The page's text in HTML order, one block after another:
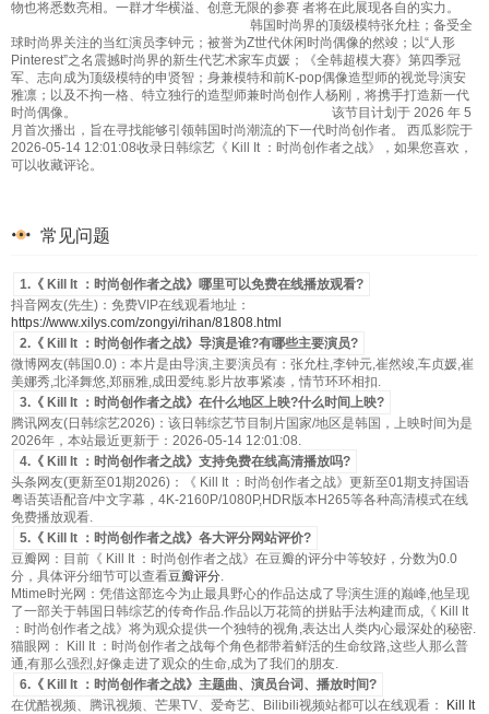
物也将悉数亮相。一群才华横溢、创意无限的参赛 者将在此展现各自的实力。
韩国时尚界的顶级模特张允柱；备受全
球时尚界关注的当红演员李钟元；被誉为Z世代休闲时尚偶像的然竣；以“人形
Pinterest”之名震撼时尚界的新生代艺术家车贞媛；《全韩超模大赛》第四季冠
军、志向成为顶级模特的申贤智；身兼模特和前K-pop偶像造型师的视觉导演安
雅凛；以及不拘一格、特立独行的造型师兼时尚创作人杨刚，将携手打造新一代
时尚偶像。 该节目计划于 2026 年 5
月首次播出，旨在寻找能够引领韩国时尚潮流的下一代时尚创作者。 西瓜影院于
2026-05-14 12:01:08收录日韩综艺《 Kill It ：时尚创作者之战》，如果您喜欢，
可以收藏评论。
常见问题
1.《 Kill It ：时尚创作者之战》哪里可以免费在线播放观看?
抖音网友(先生)：免费VIP在线观看地址：
https://www.xilys.com/zongyi/rihan/81808.html
2.《 Kill It ：时尚创作者之战》导演是谁?有哪些主要演员?
微博网友(韩国0.0)：本片是由导演,主要演员有：张允柱,李钟元,崔然竣,车贞媛,崔
美娜秀,北泽舞悠,郑丽雅,成田爱纯.影片故事紧凑，情节环环相扣.
3.《 Kill It ：时尚创作者之战》在什么地区上映?什么时间上映?
腾讯网友(日韩综艺2026)：该日韩综艺节目制片国家/地区是韩国，上映时间为是
2026年，本站最近更新于：2026-05-14 12:01:08.
4.《 Kill It ：时尚创作者之战》支持免费在线高清播放吗?
头条网友(更新至01期2026)：《 Kill It ：时尚创作者之战》更新至01期支持国语
粤语英语配音/中文字幕，4K-2160P/1080P,HDR版本H265等各种高清模式在线
免费播放观看.
5.《 Kill It ：时尚创作者之战》各大评分网站评价?
豆瓣网：目前《 Kill It ：时尚创作者之战》在豆瓣的评分中等较好，分数为0.0
分，具体评分细节可以查看豆瓣评分.
Mtime时光网：凭借这部迄今为止最具野心的作品达成了导演生涯的巅峰,他呈现
了一部关于韩国日韩综艺的传奇作品.作品以万花筒的拼贴手法构建而成,《 Kill It
：时尚创作者之战》将为观众提供一个独特的视角,表达出人类内心最深处的秘密.
猫眼网： Kill It ：时尚创作者之战每个角色都带着鲜活的生命纹路,这些人那么普
通,有那么强烈,好像走进了观众的生命,成为了我们的朋友.
6.《 Kill It ：时尚创作者之战》主题曲、演员台词、播放时间?
在优酷视频、腾讯视频、芒果TV、爱奇艺、Bilibili视频站都可以在线观看：
Kill It